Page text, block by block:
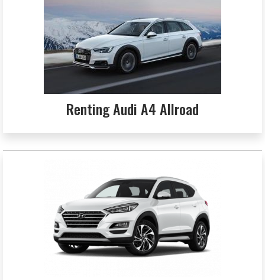
Renting Audi A4 Allroad